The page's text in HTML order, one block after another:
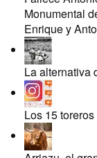
Monumental
Enrique y
La alternativa
Los 15